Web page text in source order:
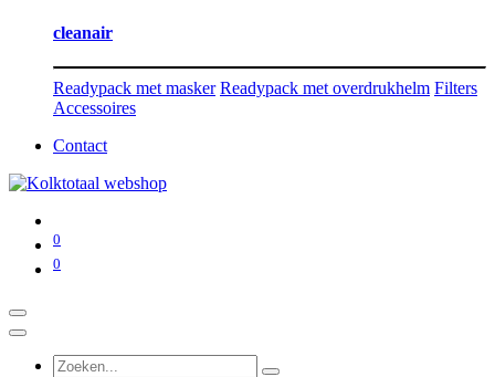
cleanair
Readypack met masker Readypack met overdrukhelm Filters
Accessoires
Contact
0
0